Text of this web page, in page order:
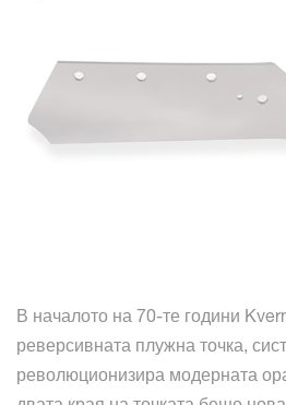
В началото на 70-те години
реверсивната плужна точка,
революционизира модерната